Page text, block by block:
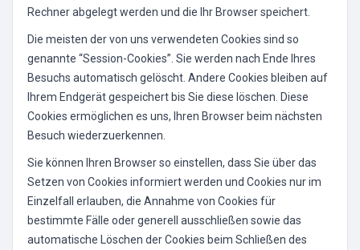
Rechner abgelegt werden und die Ihr Browser speichert.
Die meisten der von uns verwendeten Cookies sind so
genannte “Session-Cookies”. Sie werden nach Ende Ihres
Besuchs automatisch gelöscht. Andere Cookies bleiben auf
Ihrem Endgerät gespeichert bis Sie diese löschen. Diese
Cookies ermöglichen es uns, Ihren Browser beim nächsten
Besuch wiederzuerkennen.
Sie können Ihren Browser so einstellen, dass Sie über das
Setzen von Cookies informiert werden und Cookies nur im
Einzelfall erlauben, die Annahme von Cookies für
bestimmte Fälle oder generell ausschließen sowie das
automatische Löschen der Cookies beim Schließen des